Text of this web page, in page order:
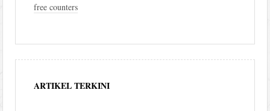
free counters
ARTIKEL TERKINI